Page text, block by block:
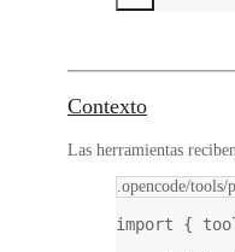
Contexto
Las herramientas
.opencode/tools/
import {